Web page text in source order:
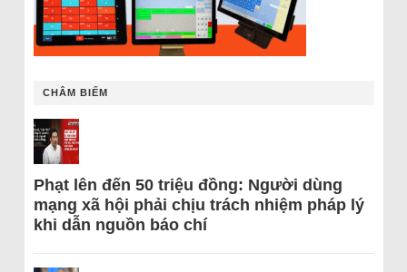
CHÂM BIẾM
Phạt lên đến 50 triệu đồng: Người dùng
mạng xã hội phải chịu trách nhiệm pháp lý
khi dẫn nguồn báo chí